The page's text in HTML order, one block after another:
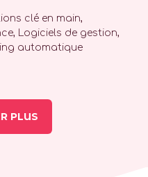
clé en main,
Logiciels de gestion,
automatique
PLUS